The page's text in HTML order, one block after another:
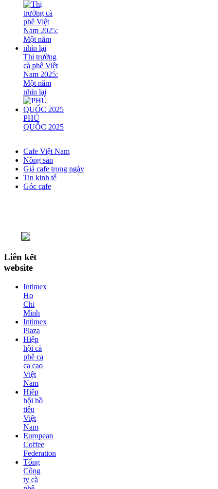
Thị trường
cà phê Việt
Nam 2025:
Một năm
nhìn lại
PHÚ
QUỐC 2025
Cafe Việt Nam
Nông sản
Giá cafe trong ngày
Tin kinh tế
Góc cafe
Liên kết
website
Intimex
Ho
Chi
Minh
Intimex
Plaza
Hiệp
hội cà
phê ca
ca cao
Việt
Nam
Hiệp
hội hồ
tiêu
Việt
Nam
European
Coffee
Federation
Tổng
Công
ty cà